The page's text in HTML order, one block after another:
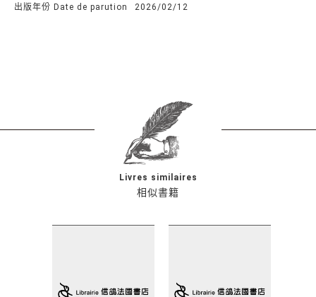
出版年份 Date de parution
2026/02/12
相似書籍
Livres similaires